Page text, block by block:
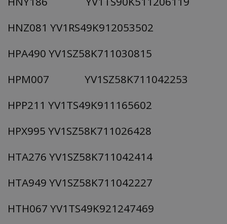
HNZ081 YV1RS49K912053502
HPA490 YV1SZ58K711030815
HPM007 YV1SZ58K711042253
HPP211 YV1TS49K911165602
HPX995 YV1SZ58K711026428
HTA276 YV1SZ58K711042414
HTA949 YV1SZ58K711042227
HTH067 YV1TS49K921247469